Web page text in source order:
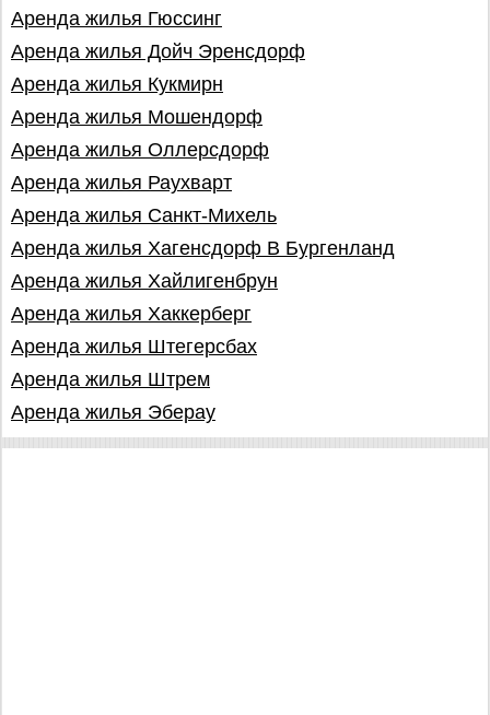
Аренда жилья Гюссинг
Аренда жилья Дойч Эренсдорф
Аренда жилья Кукмирн
Аренда жилья Мошендорф
Аренда жилья Оллерсдорф
Аренда жилья Раухварт
Аренда жилья Санкт-Михель
Аренда жилья Хагенсдорф В Бургенланд
Аренда жилья Хайлигенбрун
Аренда жилья Хаккерберг
Аренда жилья Штегерсбах
Аренда жилья Штрем
Аренда жилья Эберау